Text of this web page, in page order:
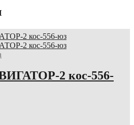
2 кос-556-